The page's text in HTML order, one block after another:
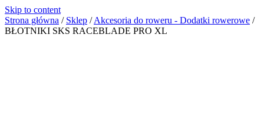
Skip to content
Strona główna / Sklep / Akcesoria do roweru - Dodatki rowerowe /
BŁOTNIKI SKS RACEBLADE PRO XL